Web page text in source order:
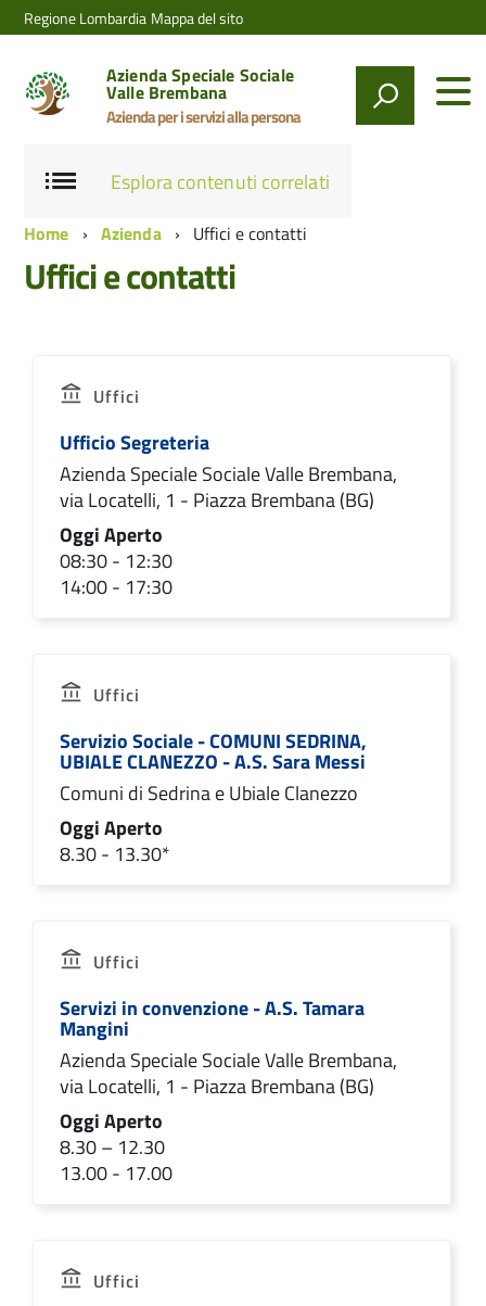
Regione Lombardia Mappa del sito
Azienda Speciale Sociale
Valle Brembana
Azienda per i servizi alla persona
Esplora contenuti correlati
Home Azienda Uffici e contatti
Uffici e contatti
Uffici
Ufficio Segreteria
Azienda Speciale Sociale Valle Brembana,
via Locatelli, 1 - Piazza Brembana (BG)
Oggi Aperto
08:30 - 12:30
14:00 - 17:30
Uffici
Servizio Sociale - COMUNI SEDRINA,
UBIALE CLANEZZO - A.S. Sara Messi
Comuni di Sedrina e Ubiale Clanezzo
Oggi Aperto
8.30 - 13.30*
Uffici
Servizi in convenzione - A.S. Tamara
Mangini
Azienda Speciale Sociale Valle Brembana,
via Locatelli, 1 - Piazza Brembana (BG)
Oggi Aperto
8.30 – 12.30
13.00 - 17.00
Uffici